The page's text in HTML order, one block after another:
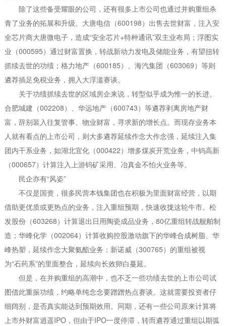
除了这些备受耀眼的公司，还有很多上市公司也通过并购重组杀
青了业务的拓展和升级。大唐电信（600198）出售去世财富，注入安
全芯片商大唐微电子，造成“安全芯片+特种通讯”双主业布局；浮图实
业（000595）通过财富置换，转战新动力发电及储能业务，有望扭转
抓续去世的功绩；格力地产（600185）、海汽集团（603069）等则
遴荐插足免税业务，拥入大浮滥赛谈。
关于功绩抓续去世的区域房企来说，转型似乎成为惟一的长进。
合肥城建（002208）、华远地产（600743）等遴荐剥离房地产财
富，辞别装入往复管事、物业财富，寻求新的增长点。而现存业务本
人就有看点的上市公司，则大多遴荐延续作念大作念强，延续注入集
团内干系业务，如湖北宜化（000422）增多煤炭开荒业务，中钨高新
（000657）计算注入上游钨矿采用、冶真金不怕火业务等。
民企亦有“风姿”
不仅是国资，很多民营本钱集团也在积极为里面财富经营，以期
借助更优质或更热点的业务，注入重组预期，快速收拢这轮牛市。松
发股份（603268）计算退出日用陶瓷成品业务，80亿重组转战舰舶制
造；华峰化学（002064）计算收购控股激动旗下的华峰合成树脂、华
峰热塑，延续作念大聚氨酯业务；新诺威（300765）的重组被视
为“石药系”的里面整合，延续向长效卵白蔓延。
但是，在并购重组的高潮中，也不乏一些功绩去世的上市公司试
图借此重振功绩，约略单纯念念要蹭蹭热点赛谈。这就需要投资者仔
细阔别，是否真实能达到预期效用。同期，还有一些公司原来计算将
上市外财富逍遥IPO，但由于IPO一度停滞，转而遴荐通过重组以期弧